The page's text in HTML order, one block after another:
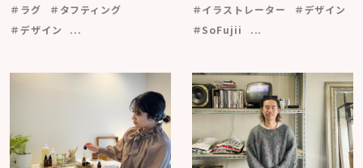
＃ラグ
＃タフティング
＃デザイン
...
＃イラストレーター
＃デザイン
＃SoFujii
...